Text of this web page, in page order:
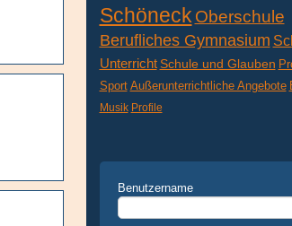
Schöneck Oberschule
Berufliches Gymnasium
Unterricht Schule und Glauben
Sport Außerunterrichtliche Angebote
Musik Profile
Benutzername